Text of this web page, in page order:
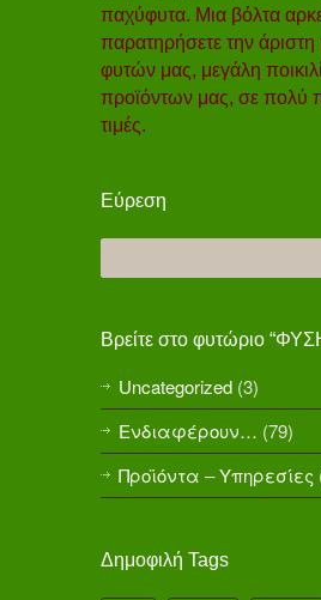
παχύφυτα. Μια βόλτα
παρατηρήσετε την
φυτών μας, μεγάλη
προϊόντων μας, σε πολύ
τιμές.
Εύρεση
Βρείτε στο φυτώριο
Uncategorized (3)
Ενδιαφέρουν… (79)
Προϊόντα – Υπηρεσίες
Δημοφιλή Tags